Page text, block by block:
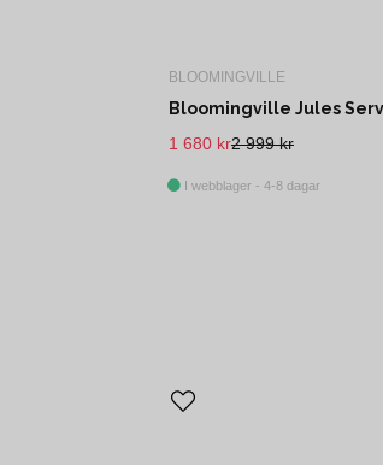
BLOOMINGVILLE
2 999 kr
1 680 kr
I webblager - 4-8 dagar